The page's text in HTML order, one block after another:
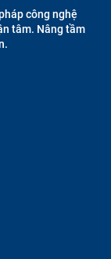
công nghệ
tâm. Nâng tầm